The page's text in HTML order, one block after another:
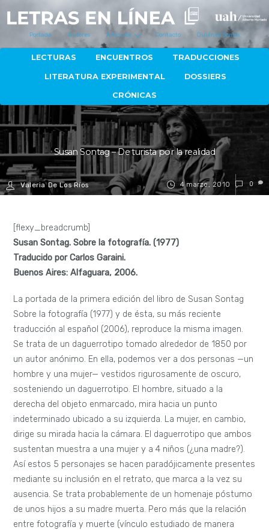
Portada Autores Artículos Contacto Quiénes Somos
LECTURAS ENCUENTROS TRADUCCIONES
LITERATURA EXPERIMENTAL DOSSIERS
CRÓNICAS
4 marzo, 2010
Susan Sontag – De turista por la realidad
Valeria De Los Ríos 0
[flexy_breadcrumb]
Susan Sontag. Sobre la fotografía. (1977)
Traducido por Carlos Garaini.
Buenos Aires: Alfaguara, 2006.
La portada de la primera edición del libro de Susan Sontag
Sobre la fotografía (1977) y de ésta, su más reciente
traducción al español (2006), reproduce la misma imagen.
Se trata de un daguerrotipo tomado alrededor de 1850 por
un autor anónimo. En ella, podemos ver a dos personas —un
hombre y una mujer— vestidos rigurosamente de oscuro,
sosteniendo un daguerrotipo. El hombre, situado a la
derecha del objeto enmarcado, mira hacia un punto
indeterminado ubicado a su izquierda. La mujer, en cambio,
dirige su mirada hacia la cámara. El daguerrotipo que ambos
sustentan muestra a una mujer y a 4 niños (¿una madre?).
Así estos 5 personajes se hacen paradójicamente presentes
mediante su inclusión en el retrato, que marca a la vez su
ausencia. Se trata probablemente de un homenaje póstumo
de unos hijos a su madre muerta. Pero más que la relación
entre fotografía y muerte (vínculo estudiado de manera